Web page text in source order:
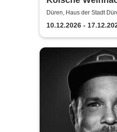
& Freunde 2026
Düren, Haus der Stadt
10.12.2026 -